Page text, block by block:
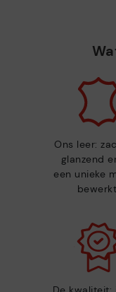
Ons leer:
glanzend
een unieke